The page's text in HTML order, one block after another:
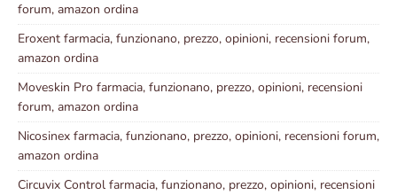
forum, amazon ordina
Eroxent farmacia, funzionano, prezzo, opinioni, recensioni forum,
amazon ordina
Moveskin Pro farmacia, funzionano, prezzo, opinioni, recensioni
forum, amazon ordina
Nicosinex farmacia, funzionano, prezzo, opinioni, recensioni forum,
amazon ordina
Circuvix Control farmacia, funzionano, prezzo, opinioni, recensioni